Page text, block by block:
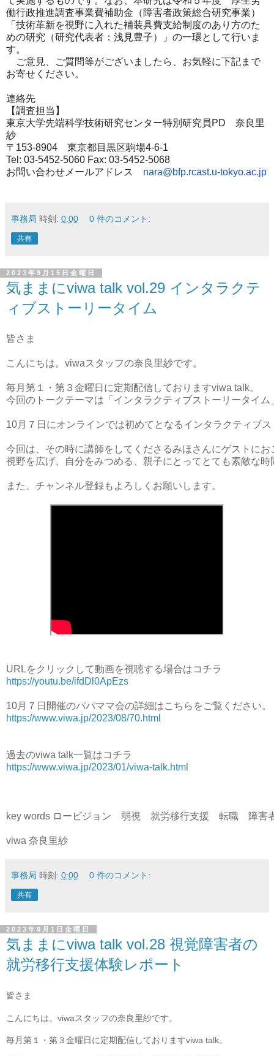
働行政推進調査事業費補助金（障害者政策総合研究事業）
「技術革新を視野に入れた補装具費支給制度のあり方のた
めの研究（研究代表者：浅見豊子）」の一環として行いま
す。
ご意見、ご質問等がございましたら、お気軽に下記まで
お寄せください。
連絡先
【調査担当】
東京大学先端科学技術研究センター特別研究員PD 奈良里
紗
〒153-8904 東京都目黒区駒場4-6-1
Tel: 03-5452-5060 Fax: 03-5452-5068
お問い合わせメールアドレス nara@bfp.rcast.u-tokyo.ac.jp
事務局 時刻: 0:00 0 件のコメント:
共有
2023年9月15日金曜日
気ままにviwa talk vol.29 インタラクテ
ィブストーリータイム
皆さま
こんにちは。viwaスタッフの奈良里紗です。
毎月第１・第３金曜日に定期配信しておりますviwa talk。
今回のトークテーマは「インタラクティブストーリータイム
10月７日にオンラインでは初めてとなるインタラクティブ
今回は、その時に講師をしてくださるみほさんにゲストに
視野を広げ、自分をみつめる、親子にとってとても素敵な
URLをクリックして動画を視聴する場合はコチラ
https://youtu.be/ifdDl0ApEzs
10月７日開催のパパママ会の詳細はこちらをご覧ください。
https://www.viwa.jp/2023/08/70.html
過去のviwa talk一覧はコチラ
https://www.viwa.jp/2023/01/viwa-talk.html
key words ロービジョン　弱視　就労移行支援　転職　障害
viwa 奈良里紗
事務局 時刻: 0:00 0 件のコメント:
共有
2023年9月1日金曜日
気ままにviwa talk vol.28 視覚障害者の
就労移行支援体験レポート
皆さま
こんにちは。viwaスタッフの奈良里紗です。
毎月第１・第３金曜日に定期配信しておりますviwa talk。